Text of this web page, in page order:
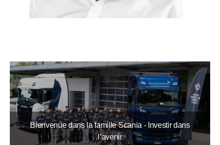
Bienvenue dans la famille Scania - Investir dans
l’avenir